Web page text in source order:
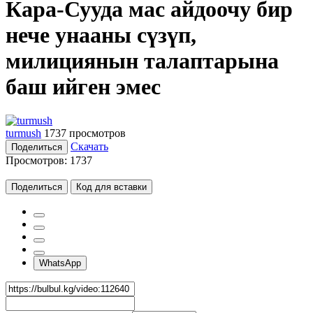
Кара-Сууда мас айдоочу бир
нече унааны сүзүп,
милициянын талаптарына
баш ийген эмес
turmush 1737 просмотров
Поделиться
Скачать
Просмотров: 1737
Поделиться Код для вставки
WhatsApp